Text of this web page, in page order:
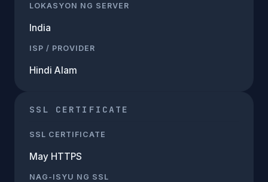
LOKASYON NG SERVER
India
ISP / PROVIDER
Hindi Alam
SSL CERTIFICATE
SSL CERTIFICATE
May HTTPS
NAG-ISYU NG SSL